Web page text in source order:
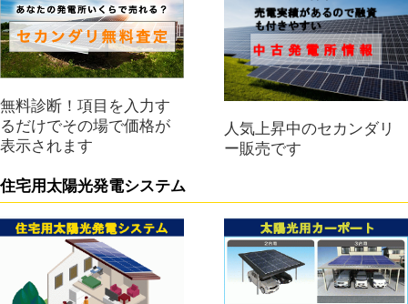
無料診断！項目を入力す
るだけでその場で価格が
表示されます
人気上昇中のセカンダリ
ー販売です
住宅用太陽光発電システム